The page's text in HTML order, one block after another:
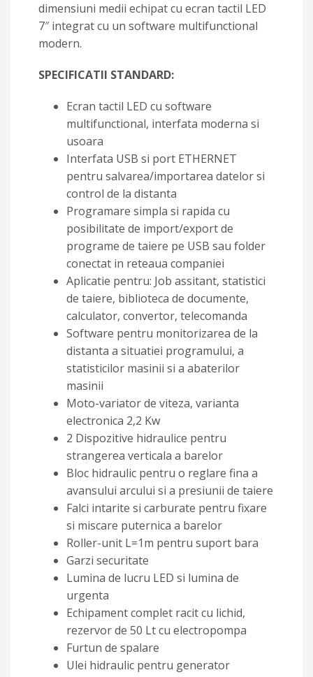
dimensiuni medii echipat cu ecran tactil LED
7″ integrat cu un software multifunctional
modern.
SPECIFICATII STANDARD:
Ecran tactil LED cu software
multifunctional, interfata moderna si
usoara
Interfata USB si port ETHERNET
pentru salvarea/importarea datelor si
control de la distanta
Programare simpla si rapida cu
posibilitate de import/export de
programe de taiere pe USB sau folder
conectat in reteaua companiei
Aplicatie pentru: Job assitant, statistici
de taiere, biblioteca de documente,
calculator, convertor, telecomanda
Software pentru monitorizarea de la
distanta a situatiei programului, a
statisticilor masinii si a abaterilor
masinii
Moto-variator de viteza, varianta
electronica 2,2 Kw
2 Dispozitive hidraulice pentru
strangerea verticala a barelor
Bloc hidraulic pentru o reglare fina a
avansului arcului si a presiunii de taiere
Falci intarite si carburate pentru fixare
si miscare puternica a barelor
Roller-unit L=1m pentru suport bara
Garzi securitate
Lumina de lucru LED si lumina de
urgenta
Echipament complet racit cu lichid,
rezervor de 50 Lt cu electropompa
Furtun de spalare
Ulei hidraulic pentru generator